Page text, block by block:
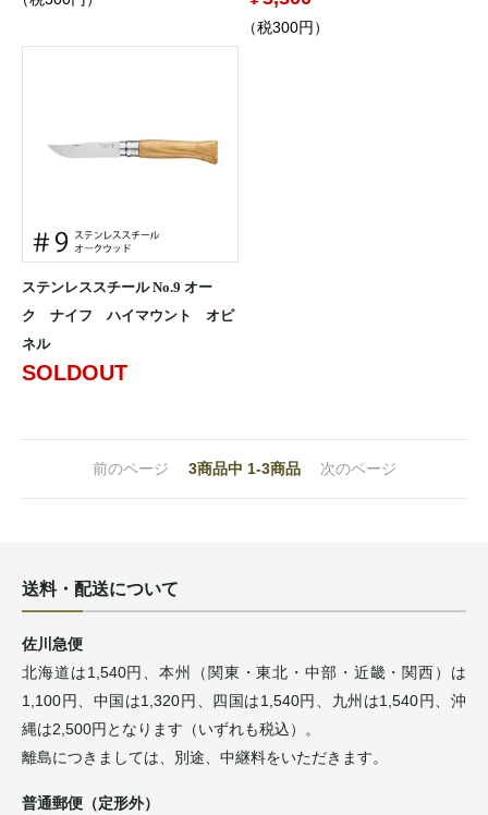
（税300円）
ステンレススチール No.9 オー
ク ナイフ ハイマウント オピ
ネル
SOLDOUT
前のページ 3商品中 1-3商品 次のページ
送料・配送について
佐川急便
北海道は1,540円、本州（関東・東北・中部・近畿・関西）は
1,100円、中国は1,320円、四国は1,540円、九州は1,540円、沖
縄は2,500円となります（いずれも税込）。
離島につきましては、別途、中継料をいただきます。
普通郵便（定形外）